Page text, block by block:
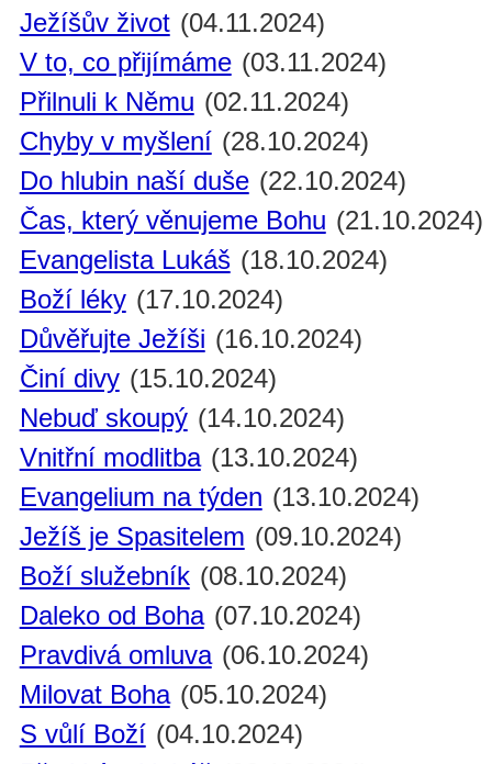
Ježíšův život (04.11.2024)
V to, co přijímáme (03.11.2024)
Přilnuli k Němu (02.11.2024)
Chyby v myšlení (28.10.2024)
Do hlubin naší duše (22.10.2024)
Čas, který věnujeme Bohu (21.10.2024)
Evangelista Lukáš (18.10.2024)
Boží léky (17.10.2024)
Důvěřujte Ježíši (16.10.2024)
Činí divy (15.10.2024)
Nebuď skoupý (14.10.2024)
Vnitřní modlitba (13.10.2024)
Evangelium na týden (13.10.2024)
Ježíš je Spasitelem (09.10.2024)
Boží služebník (08.10.2024)
Daleko od Boha (07.10.2024)
Pravdivá omluva (06.10.2024)
Milovat Boha (05.10.2024)
S vůlí Boží (04.10.2024)